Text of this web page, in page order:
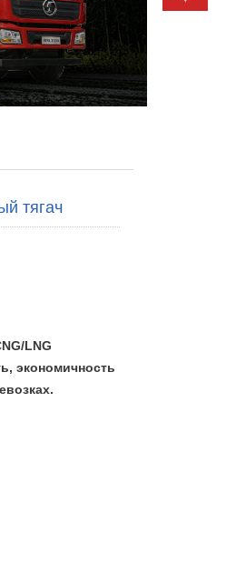
тягач
LNG
экономичность